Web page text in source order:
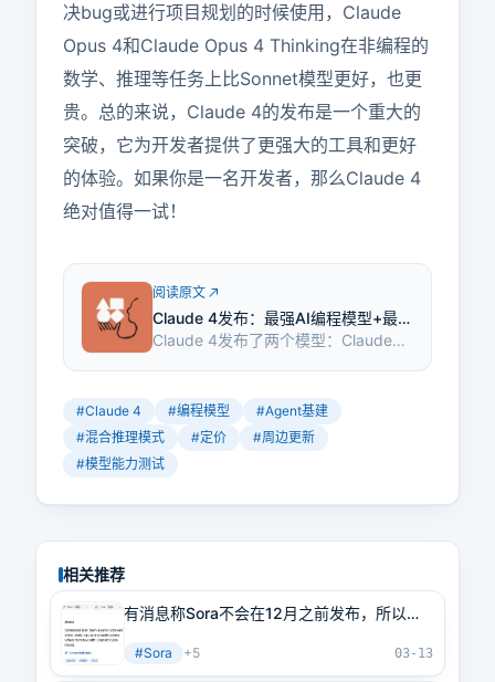
决bug或进行项目规划的时候使用，Claude
Opus 4和Claude Opus 4 Thinking在非编程的
数学、推理等任务上比Sonnet模型更好，也更
贵。总的来说，Claude 4的发布是一个重大的
突破，它为开发者提供了更强大的工具和更好
的体验。如果你是一名开发者，那么Claude 4
绝对值得一试！
阅读原文
Claude 4发布：最强AI编程模型+最强
AI Agent基建！
Claude 4发布了两个模型：Claude
型”，在编程评测基准SWE-bench上达
到了72.5%的成绩。Claude Sonnet 4
相比之前的Sonnet 3.7有了显著提
升，在SWE-bench上甚至比Opus 4
四项能力的更新显然都是为了Agent或
格相比之前的Claude 3.5模型维持不
变。Anthropic还发布了几个重要的周
边更新。我用生成app原型的提示词对
Claude 4 Sonnet、Claude 3.7
#Claude 4 #编程模型 #Agent基建
#混合推理模式 #定价 #周边更新
#模型能力测试
相关推荐
有消息称Sora不会在12月之前发布，所以我
关的网站吧
#Sora +5 03-13